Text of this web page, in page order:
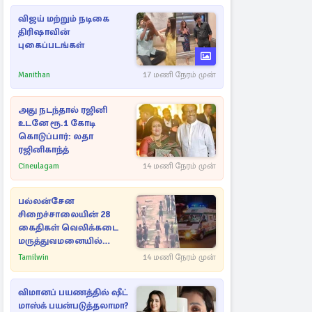
விஜய் மற்றும் நடிகை
திரிஷாவின்
புகைப்படங்கள்
Manithan 17 மணி நேரம் முன்
அது நடந்தால் ரஜினி
உடனே ரூ.1 கோடி
கொடுப்பார்: லதா
ரஜினிகாந்த்
Cineulagam 14 மணி நேரம் முன்
பல்லன்சேன
சிறைச்சாலையின் 28
கைதிகள் வெலிக்கடை
மருத்துவமனையில்
அனுமதி
Tamilwin 14 மணி நேரம் முன்
விமானப் பயணத்தில் ஷீட்
மாஸ்க் பயன்படுத்தலாமா?